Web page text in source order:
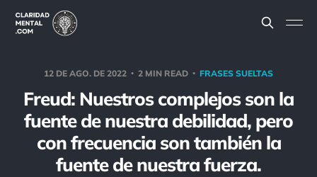
12 DE AGO. DE 2022 2 MIN READ FRASES SUELTAS
Freud: Nuestros complejos son la
fuente de nuestra debilidad, pero
con frecuencia son también la
fuente de nuestra fuerza.